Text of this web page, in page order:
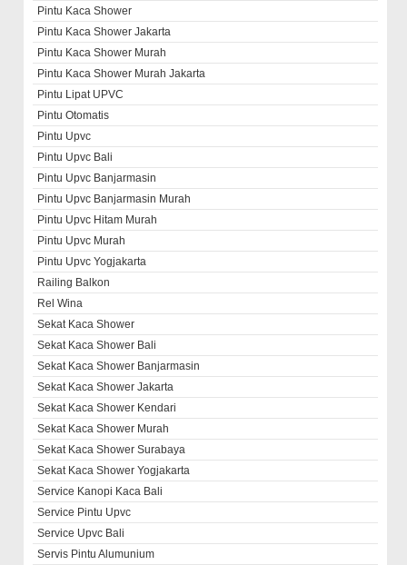
Pintu Kaca Shower
Pintu Kaca Shower Jakarta
Pintu Kaca Shower Murah
Pintu Kaca Shower Murah Jakarta
Pintu Lipat UPVC
Pintu Otomatis
Pintu Upvc
Pintu Upvc Bali
Pintu Upvc Banjarmasin
Pintu Upvc Banjarmasin Murah
Pintu Upvc Hitam Murah
Pintu Upvc Murah
Pintu Upvc Yogjakarta
Railing Balkon
Rel Wina
Sekat Kaca Shower
Sekat Kaca Shower Bali
Sekat Kaca Shower Banjarmasin
Sekat Kaca Shower Jakarta
Sekat Kaca Shower Kendari
Sekat Kaca Shower Murah
Sekat Kaca Shower Surabaya
Sekat Kaca Shower Yogjakarta
Service Kanopi Kaca Bali
Service Pintu Upvc
Service Upvc Bali
Servis Pintu Alumunium